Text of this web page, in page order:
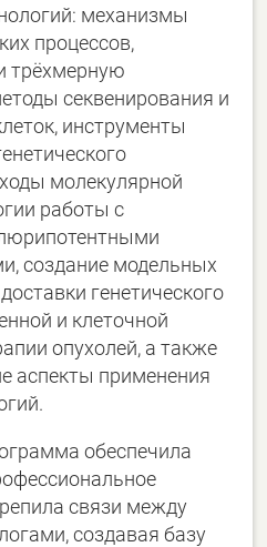
механизмы
процессов,
трёхмерную
секвенирования и
инструменты
молекулярной
работы с
создание модельных
генетического
и клеточной
опухолей, а также
аспекты применения
обеспечила
связи между
создавая базу